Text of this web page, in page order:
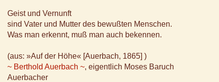
Geist und Vernunft
sind Vater und Mutter des bewußten Menschen.
Was man erkennt, muß man auch bekennen.
(aus: »Auf der Höhe« [Auerbach, 1865] )
~ Berthold Auerbach ~, eigentlich Moses Baruch
Auerbacher